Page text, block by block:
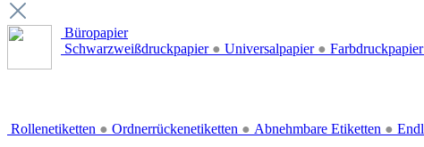
Büropapier
Schwarzweißdruckpapier ● Universalpapier ● Farbdruckpapier
Rollenetiketten ● Ordnerrückenetiketten ● Abnehmbare Etiketten ●